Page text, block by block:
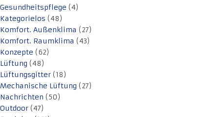
Gesundheitspflege (4)
Kategorielos (48)
Komfort. Außenklima (27)
Komfort. Raumklima (43)
Konzepte (62)
Lüftung (48)
Lüftungsgitter (18)
Mechanische Lüftung (27)
Nachrichten (50)
Outdoor (47)